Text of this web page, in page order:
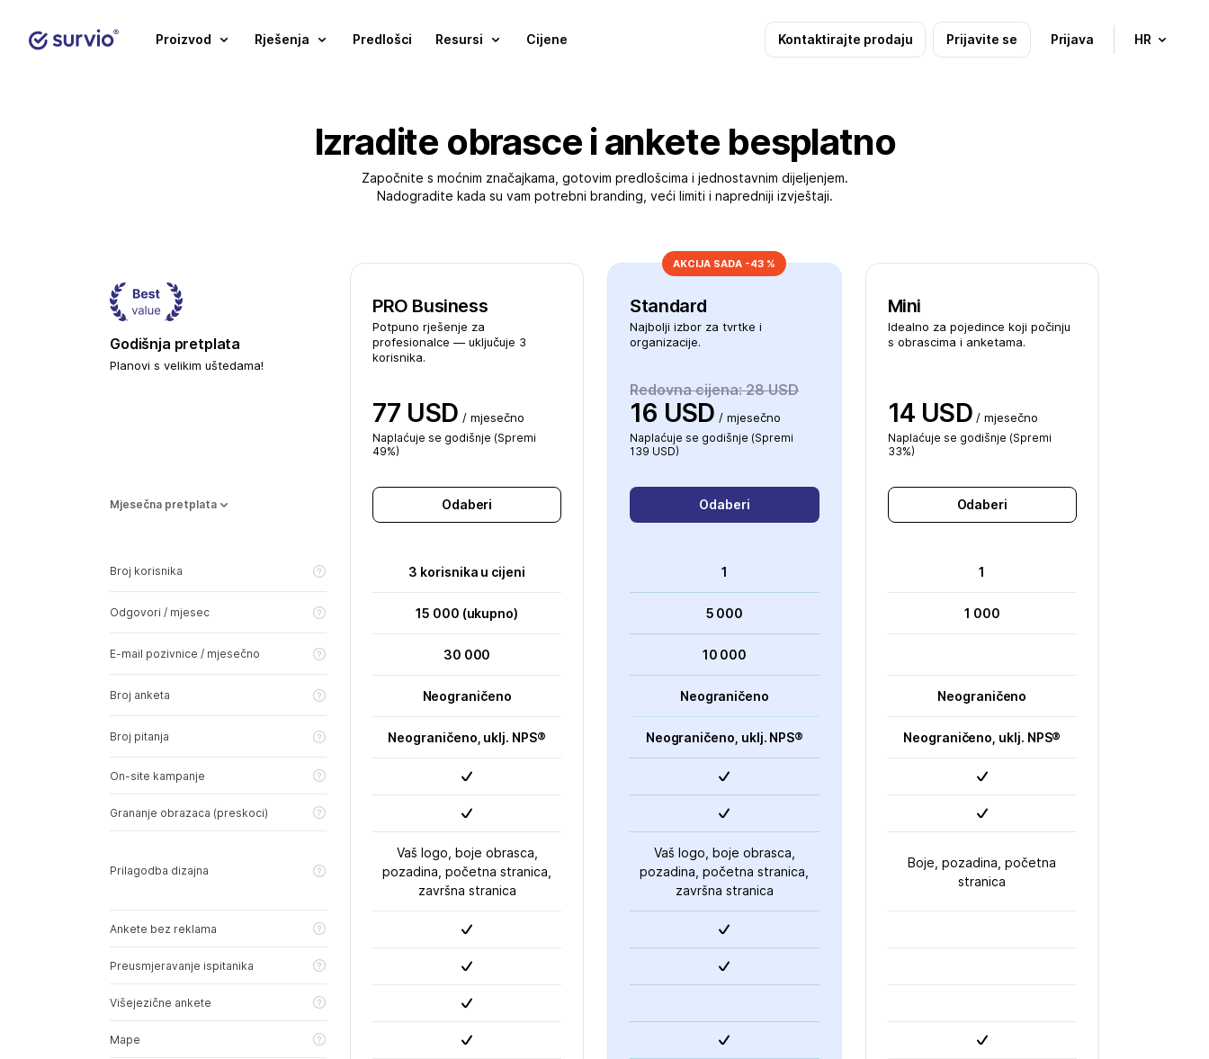
Kontaktirajte prodaju Prijavite se Prijava HR
Proizvod Rješenja Predlošci Resursi Cijene
Izradite obrasce i ankete besplatno
Započnite s moćnim značajkama, gotovim predlošcima i jednostavnim dijeljenjem.
Nadogradite kada su vam potrebni branding, veći limiti i napredniji izvještaji.
Godišnja pretplata
Planovi s velikim uštedama!
Mjesečna pretplata
Broj korisnika
Odgovori / mjesec
E-mail pozivnice / mjesečno
Broj anketa
Broj pitanja
On-site kampanje
Grananje obrazaca (preskoci)
Prilagodba dizajna
Ankete bez reklama
Preusmjeravanje ispitanika
Višejezične ankete
Mape
Standard
AKCIJA SADA -43 %
Najbolji izbor za tvrtke i
organizacije.
Redovna cijena:28 USD
16 USD / mjesečno
Naplaćuje se godišnje (Spremi
139 USD)
Odaberi
1
5 000
10 000
Neograničeno
Neograničeno, uklj. NPS®
Vaš logo, boje obrasca,
pozadina, početna stranica,
završna stranica
Mini
Idealno za pojedince koji počinju
s obrascima i anketama.
14 USD / mjesečno
Naplaćuje se godišnje (Spremi
33%)
Odaberi
1
1 000
Neograničeno
Neograničeno, uklj. NPS®
Boje, pozadina, početna
stranica
PRO Business
Potpuno rješenje za
profesionalce — uključuje 3
korisnika.
77 USD / mjesečno
Naplaćuje se godišnje (Spremi
49%)
Odaberi
3 korisnika u cijeni
15 000 (ukupno)
30 000
Neograničeno
Neograničeno, uklj. NPS®
Vaš logo, boje obrasca,
pozadina, početna stranica,
završna stranica